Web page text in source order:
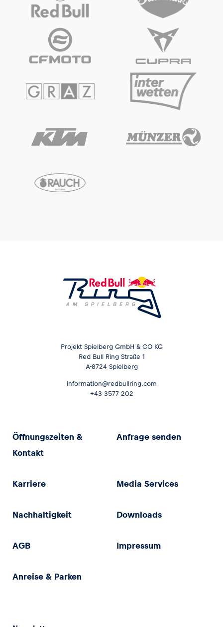
Projekt Spielberg GmbH & CO KG
Red Bull Ring Straße 1
A-8724 Spielberg
information@redbullring.com
+43 3577 202
Öffnungszeiten &
Kontakt
Anfrage senden
Karriere Media Services
Nachhaltigkeit Downloads
AGB Impressum
Anreise & Parken